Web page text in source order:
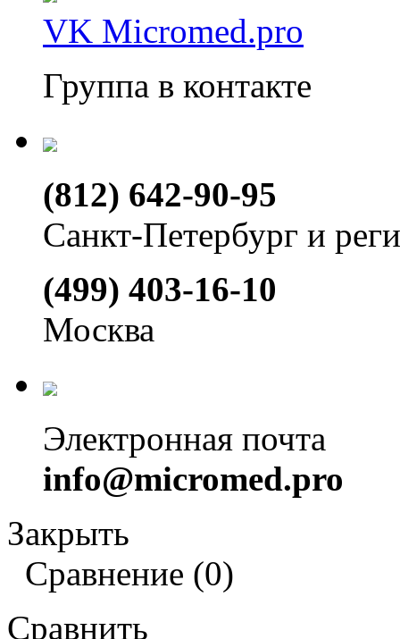
VK Micromed.pro
Группа в контакте
(812) 642-90-95
Санкт-Петербург и
(499) 403-16-10
Москва
Электронная почта
info@micromed.pro
Закрыть
Сравнение (0)
Сравнить